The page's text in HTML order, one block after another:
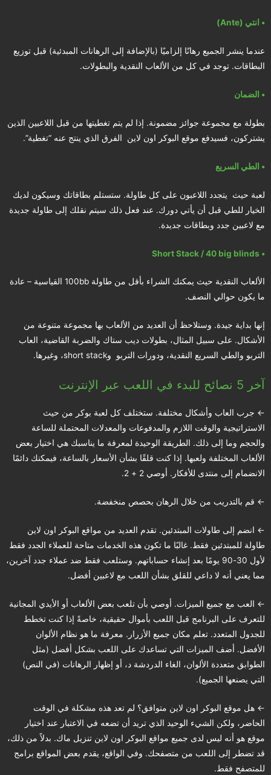
• انتي (Ante)
عندما ينشر الجميع رهانًا إلزاميًا (بالإضافة إلى الرهانات المبدئية) قبل توزيع
البطاقات. توجد في كل من الألعاب النقدية والبطولات.
• الضمان
بطولة مع مجموعة جوائز مضمونة. إذا لم يتم تغطيتها من قبل اللاعبين الذين
يشتركون، فسيدفع موقع البوكر اون لاين الفرق الذي ينتج عنه “تغطية”.
• الطي السريع
لعبة حيث يتجدد اللاعبون على كل طاولة. ستستلم بطاقاتك وسيكون لديك
الخيار للطي قبل أن يأتي دورك. عند فعل ذلك سيتم نقلك إلى طاولة جديدة
مع لاعبين جدد وبطاقات جديدة.
• Short Stack / 40 big blinds
الألعاب النقدية حيث يمكنك الشراء بأقل من طاولة 100bb القياسية – عادة
ما يكون حوالي النصف.
إنها بداية جيدة. وستلاحظ أن العديد من الألعاب بها مجموعة متنوعة من
الأشكال. على سبيل المثال، بطولات ديب ستاك والضربة القاضية، العاب
التربو والطي السريع النقدية، ودورات التربو وshort stack، وغيرها.
آخر 5 نصائح للبدء في اللعب عبر الإنترنت
← جرب العاب وأشكال مختلفة. ستختلف كل لعبة بوكر من حيث
الاستراتيجية والوقت اللازم والمدفوعات والمعدلات المحتملة للساعة
والحجم وما إلى ذلك. الطريقة الوحيدة لمعرفة ما يناسبك هي اختيار بعض
الألعاب المختلفة ولعبها. إذا كنت قلقًا بشأن الأسعار بالساعة، فيمكنك دائمًا
الانضمام إلى منتدى للأفكار. أوصي 2 + 2.
← قم بالتدريب من خلال الرهان بحصص منخفضة.
← انضم إلى طاولات المبتدئين. تقدم العديد من مواقع البوكر اون لاين
طاولة للمبتدئين فقط. غالبًا ما تكون هذه الخدمات متاحة للعملاء الجدد فقط
لأول 30-90 يومًا بعد إنشاء حساباتهم. وستلعب فقط ضد عملاء جدد آخرين،
مما يعني أنه لا داعي للقلق بشأن اللعب مع لاعبين أفضل.
← العب مع جميع الميزات. أوصي بأن تلعب بعض الألعاب أو الأيدي المجانية
للتعرف على البرنامج قبل اللعب بأموال حقيقية، خاصةً إذا كنت تخطط
للجدول المتعدد. تعلم مكان جميع الأزرار. معرفة ما هو نظام الألوان
الأفضل. أضف الميزات التي تساعدك على اللعب بشكل أفضل (مثل
الطوابق متعددة الألوان، الغاء الدردشة د، أو إظهار الرهانات (في النص)
التي يصنعها الجميع).
← هل موقع البوكر اون لاين متوافق؟ لم تعد هذه مشكلة في الوقت
الحاضر، ولكن الشيء الوحيد الذي تريد أن تضعه في الاعتبار عند اختيار
موقع هو أنه ليس لدى جميع مواقع البوكر اون لاين تنزيل ماك. بدلاً من ذلك،
قد تضطر إلى اللعب من متصفحك. وفي الواقع، يقدم بعض المواقع برامج
للمتصفح فقط.